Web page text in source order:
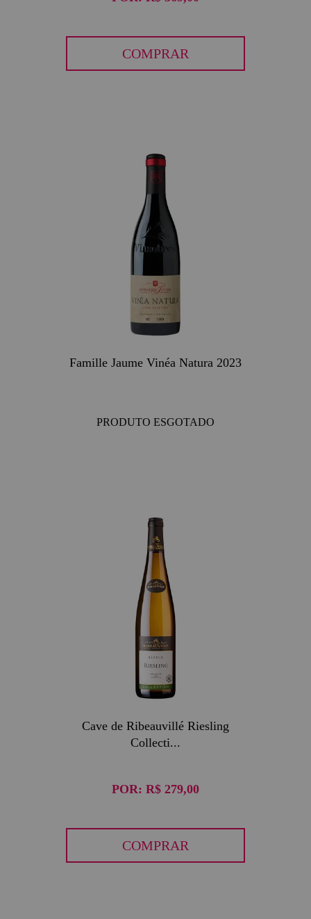
COMPRAR
Famille Jaume Vinéa Natura 2023
PRODUTO ESGOTADO
Cave de Ribeauvillé Riesling
Collecti...
POR: R$ 279,00
COMPRAR